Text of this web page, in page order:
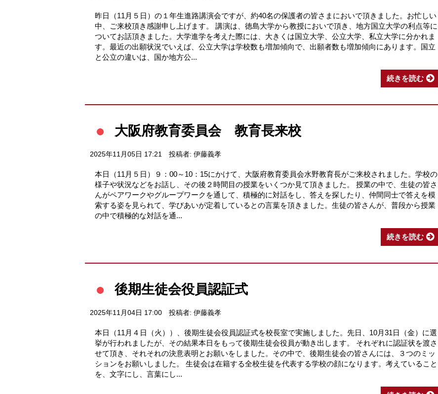
昨日（11月５日）の１年生進路講演会ですが、約40名の保護者の皆さまにおいで頂きました。お忙しい
中、ご来校頂き感謝申し上げます。 講演は、徳島大学から教授においで頂き、地方国立大学の利点等に
ついてお話頂きました。大学進学を考えた際には、大きくは国立大学、公立大学、私立大学に分かれま
す。最近の出願状況でいえば、公立大学は学校数も増加傾向で、出願者数も増加傾向にあります。国立
と公立の違いは、国か地方公...
続きを読む
大阪府教育委員会 教育長来校
2025年11月05日 17:21 投稿者: 伊藤義孝
本日（11月５日）９：00～10：15にかけて、大阪府教育委員会水野教育長がご来校されました。学校の
様子や状況などをお話し、その後２時間目の授業をいくつか見て頂きました。 授業の中で、生徒の皆さ
んがペアワークやグループワークを通して、積極的に対話をし、答えを探したり、仲間同士で答えを模
索する姿を見られて、学びあいが定着しているとの言葉を頂きました。生徒の皆さんが、普段から授業
の中で積極的な対話を通...
続きを読む
後期生徒会役員認証式
2025年11月04日 17:00 投稿者: 伊藤義孝
本日（11月４日（火））、後期生徒会役員認証式を校長室で実施しました。先日、10月31日（金）に選
挙が行われましたが、その結果本日をもって後期生徒会役員が動き出します。 それぞれに認証状を渡さ
せて頂き、それそれの決意表明とお願いをしました。その中で、後期生徒会の皆さんには、３つのミッ
ションをお願いしました。 生徒会は在籍する全校生徒を代表する学校の顔になります。考えていること
を、文字にし、言葉にし...